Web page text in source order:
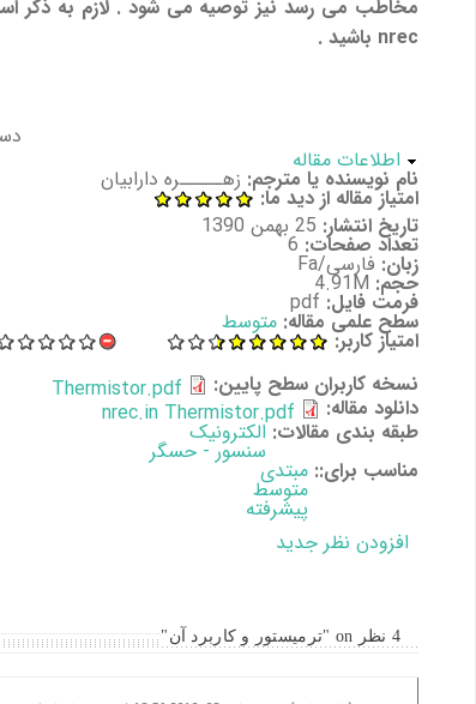
nrec باشید .
پنهان کن
اطلاعات مقاله
نام نویسنده یا مترجم: زهـــــره دارابیان
امتیاز مقاله از دید ما:
تاریخ انتشار: 25 بهمن 1390
تعداد صفحات: 6
زبان: فارسی/Fa
حجم: 4.91M
فرمت فایل: pdf
سطح علمی مقاله: متوسط
امتیاز کاربر:
نسخه کاربران سطح پایین:
Thermistor.pdf
دانلود مقاله: nrec.in Thermistor.pdf
طبقه بندی مقالات:الکترونیک
سنسور - حسگر
مناسب برای:: مبتدی
متوسط
پیشرفته
افزودن نظر جدید
4 نظر on "ترمیستور و کاربرد آن"